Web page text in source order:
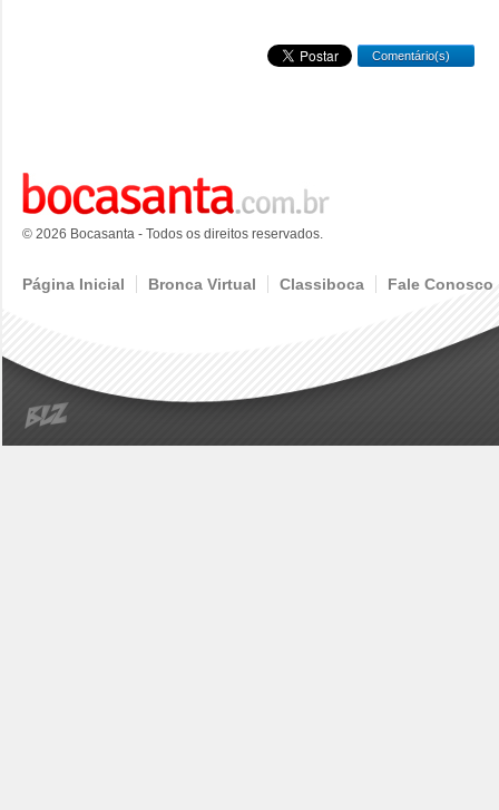
Comentário(s)
© 2026 Bocasanta - Todos os direitos reservados.
Página Inicial Bronca Virtual Classiboca Fale Conosco